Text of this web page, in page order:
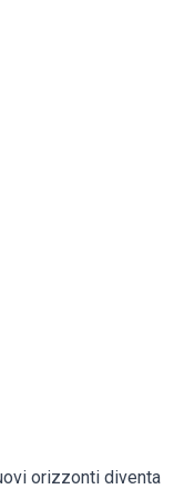
orizzonti diventa